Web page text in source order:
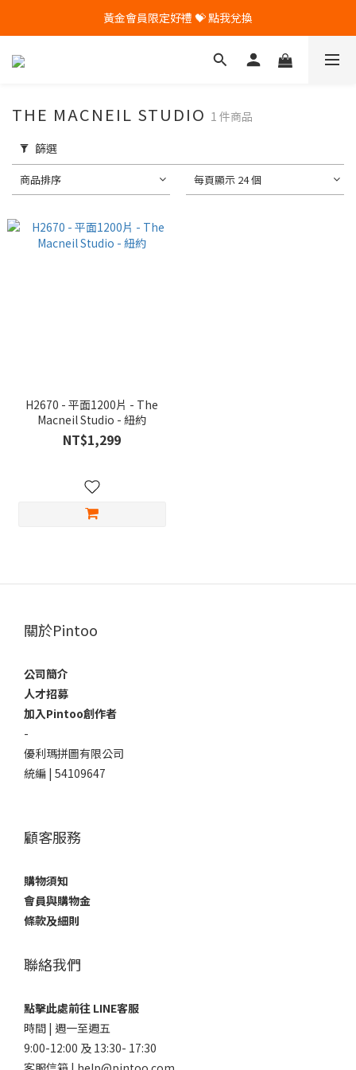
🎁 Pintoo送您專屬生日禮 🎁
黃金會員限定好禮 💝 點我兌換
🎁 Pintoo送您專屬生日禮 🎁
THE MACNEIL STUDIO 1 件商品
篩選
商品排序 每頁顯示 24 個
H2670 - 平面1200片 - The
Macneil Studio - 紐約
NT$1,299
關於Pintoo
公司簡介
人才招募
加入Pintoo創作者
-
優利瑪拼圖有限公司
統編 | 54109647
顧客服務
購物須知
會員與購物金
條款及細則
聯絡我們
點擊此處前往 LINE客服
時間 | 週一至週五
9:00-12:00 及 13:30- 17:30